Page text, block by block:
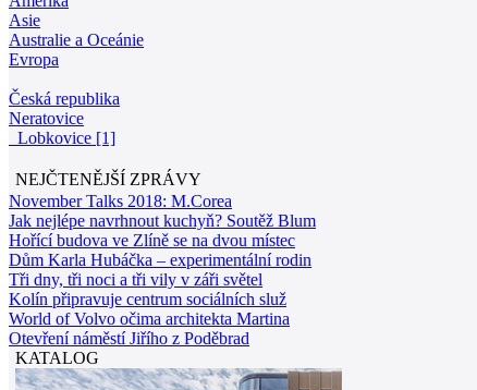
Asie
Australie a Oceánie
Evropa
Česká republika
Neratovice
Lobkovice [1]
NEJČTENĚJŠÍ ZPRÁVY
November Talks 2018: M.Corea
Jak nejlépe navrhnout kuchyň? Soutěž Blum
Hořící budova ve Zlíně se na dvou místec
Dům Karla Hubáčka – experimentální rodin
Tři dny, tři noci a tři vily v záři světel
Kolín připravuje centrum sociálních služ
World of Volvo očima architekta Martina
Otevření náměstí Jiřího z Poděbrad
KATALOG